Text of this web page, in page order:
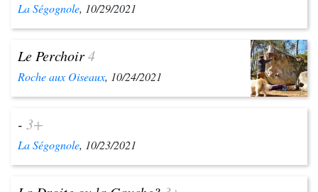
La Ségognole, 10/29/2021
Le Perchoir4
Roche aux Oiseaux, 10/24/2021
- 3+
La Ségognole, 10/23/2021